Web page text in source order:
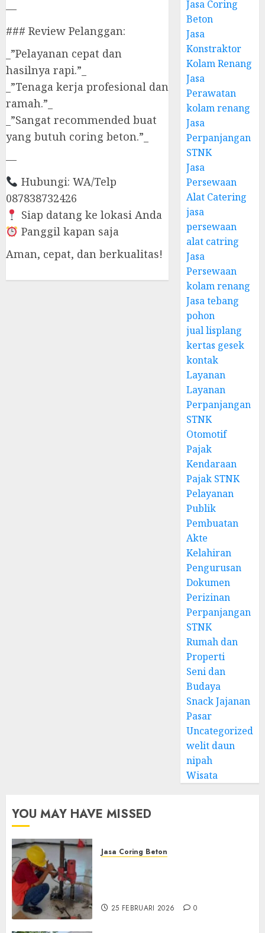
—
### Review Pelanggan:
_”Pelayanan cepat dan
hasilnya rapi.”_
_”Tenaga kerja profesional dan
ramah.”_
_”Sangat recommended buat
yang butuh coring beton.”_
—
Hubungi: WA/Telp
087838732426
Siap datang ke lokasi Anda
Panggil kapan saja
Aman, cepat, dan berkualitas!
Jasa Coring
Beton
Jasa
Konstraktor
Kolam Renang
Jasa
Perawatan
kolam renang
Jasa
Perpanjangan
STNK
Jasa
Persewaan
Alat Catering
jasa
persewaan
alat catring
Jasa
Persewaan
kolam renang
Jasa tebang
pohon
jual lisplang
kertas gesek
kontak
Layanan
Layanan
Perpanjangan
STNK
Otomotif
Pajak
Kendaraan
Pajak STNK
Pelayanan
Publik
Pembuatan
Akte
Kelahiran
Pengurusan
Dokumen
Perizinan
Perpanjangan
STNK
Rumah dan
Properti
Seni dan
Budaya
Snack Jajanan
Pasar
Uncategorized
welit daun
nipah
Wisata
YOU MAY HAVE MISSED
Jasa Coring Beton
25 FEBRUARI 2026 0